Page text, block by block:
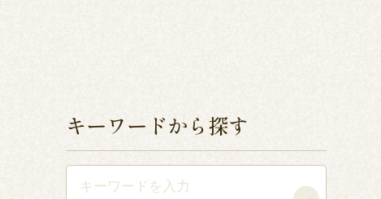
キーワードから探す